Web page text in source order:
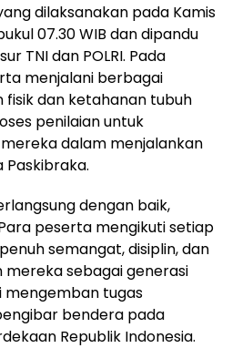
dilaksanakan pada Kamis
07.30 WIB dan dipandu
TNI dan POLRI. Pada
menjalani berbagai
fisik dan ketahanan tubuh
penilaian untuk
dalam menjalankan
dengan baik,
peserta mengikuti setiap
semangat, disiplin, dan
mereka sebagai generasi
mengemban tugas
bendera pada
Republik Indonesia.